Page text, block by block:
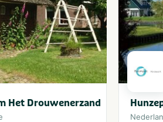
Het Drouwenerzand